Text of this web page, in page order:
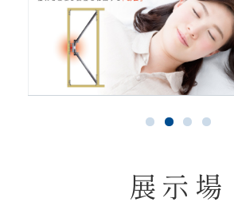
展示場